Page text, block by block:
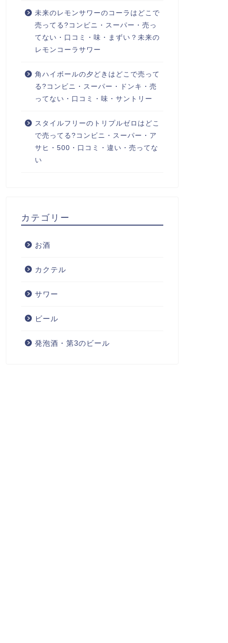
未来のレモンサワーのコーラはどこで
売ってる?コンビニ・スーパー・売っ
てない・口コミ・味・まずい？未来の
レモンコーラサワー
角ハイボールの夕どきはどこで売って
る?コンビニ・スーパー・ドンキ・売
ってない・口コミ・味・サントリー
スタイルフリーのトリプルゼロはどこ
で売ってる?コンビニ・スーパー・ア
サヒ・500・口コミ・違い・売ってな
い
カテゴリー
お酒
カクテル
サワー
ビール
発泡酒・第3のビール